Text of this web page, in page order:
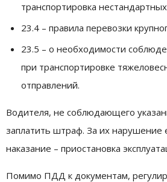
транспортировка
23.4 – правила перевозки
23.5 – о необходимости
при транспортировке
отправлений.
Водителя, не соблюдающего
заплатить штраф. За их нарушение
наказание – приостановка
Помимо ПДД к документам,